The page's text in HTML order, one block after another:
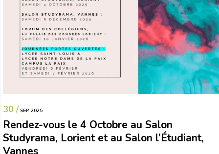
30 / SEP. 2025
Rendez-vous le 4 Octobre au Salon
Studyrama, Lorient et au Salon l’Étudiant,
Vannes